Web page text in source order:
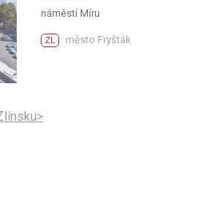
náměstí Míru
ZL město Fryšták